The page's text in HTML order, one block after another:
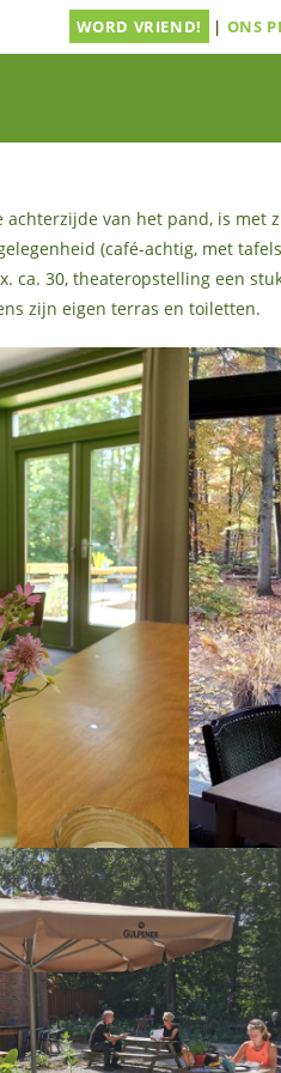
WORD VRIEND! | ONS
achterzijde van het pand, is
(café-achtig, met
ca. 30, theateropstelling een
zijn eigen terras en toiletten.